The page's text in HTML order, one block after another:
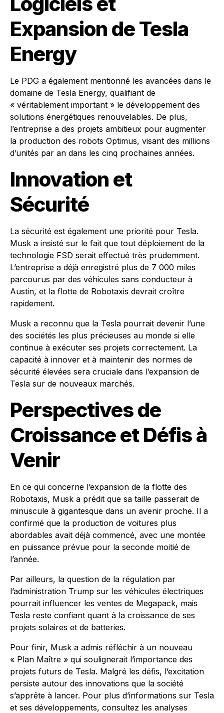
Expansion de Tesla
Energy
Le PDG a également mentionné les avancées dans le
domaine de Tesla Energy, qualifiant de
« véritablement important » le développement des
solutions énergétiques renouvelables. De plus,
l’entreprise a des projets ambitieux pour augmenter
la production des robots Optimus, visant des millions
d’unités par an dans les cinq prochaines années.
Innovation et
Sécurité
La sécurité est également une priorité pour Tesla.
Musk a insisté sur le fait que tout déploiement de la
technologie FSD serait effectué très prudemment.
L’entreprise a déjà enregistré plus de 7 000 miles
parcourus par des véhicules sans conducteur à
Austin, et la flotte de Robotaxis devrait croître
rapidement.
Musk a reconnu que la Tesla pourrait devenir l’une
des sociétés les plus précieuses au monde si elle
continue à exécuter ses projets correctement. La
capacité à innover et à maintenir des normes de
sécurité élevées sera cruciale dans l’expansion de
Tesla sur de nouveaux marchés.
Perspectives de
Croissance et Défis à
Venir
En ce qui concerne l’expansion de la flotte des
Robotaxis, Musk a prédit que sa taille passerait de
minuscule à gigantesque dans un avenir proche. Il a
confirmé que la production de voitures plus
abordables avait déjà commencé, avec une montée
en puissance prévue pour la seconde moitié de
l’année.
Par ailleurs, la question de la régulation par
l’administration Trump sur les véhicules électriques
pourrait influencer les ventes de Megapack, mais
Tesla reste confiant quant à la croissance de ses
projets solaires et de batteries.
Pour finir, Musk a admis réfléchir à un nouveau
« Plan Maître » qui soulignerait l’importance des
projets futurs de Tesla. Malgré les défis, l’excitation
persiste autour des innovations que la société
s’apprête à lancer. Pour plus d’informations sur Tesla
et ses développements, consultez les analyses